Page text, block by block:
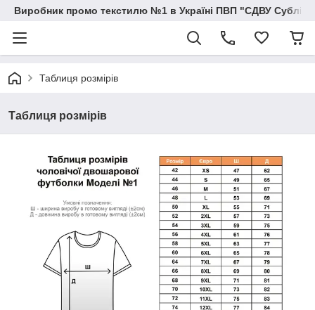
Виробник промо текстилю №1 в Україні ПВП "СДВУ
Таблиця розмірів
Таблиця розмірів